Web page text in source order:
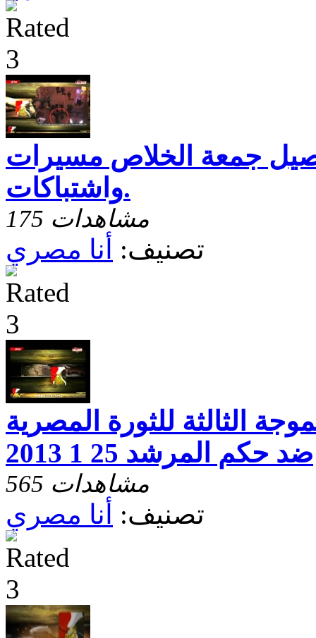
جمعة الخلاص مسيرات
واشتباكات.
175 مشاهدات
تصنيف: أنا مصري
الثالثة للثورة المصرية
ضد حكم المرشد 25 1 2013
565 مشاهدات
تصنيف: أنا مصري